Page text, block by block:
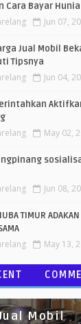
Cara Bayar
Jun 07,
Jual Mobil
Tipsnya
Jun 04,
May 02,
Jun 08,
TIMUR
May 13,
Mobil